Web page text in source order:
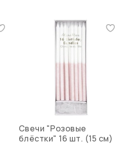
Свечи "Розовые
блёстки" 16 шт. (15 см)